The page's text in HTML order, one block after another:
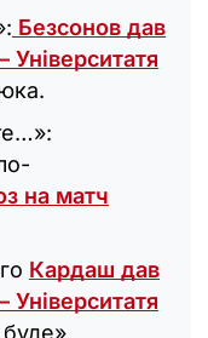
Безсонов дав
на матч
Кардаш дав